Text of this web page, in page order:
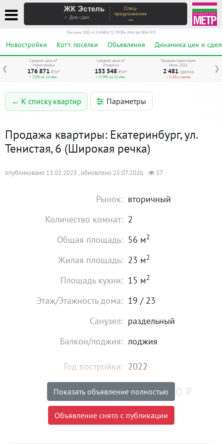
ЖК Эстель
✓ Дом сдан
Спец-
предложение
→
Реклама. ООО «СЗ ИНВЕСТСТРОЙ», ИНН 6678067973
Новостройки Котт. посёлки Объявления Динамика цен и
❮ ❯
Средняя цена м²
Новостройки
176 871 ₽/м²
↑ 7,5% за 12 мес.
Средняя цена м²
Вторичка
153 548 ₽/м²
↑ 17,9% за 12 мес.
Продажи новостроек
Июль 2026
2 481 сделок
↓ 5,3% к июню
← К списку квартир Параметры
Продажа квартиры: Екатеринбург, ул.
Тенистая, 6 (Широкая речка)
опубликовано 13.02.2023 , обновлено 25.07.2026 57
Рынок: вторичный
Количество комнат: 2
Общая площадь: 56 м2
Жилая площадь: 23 м2
Площадь кухни: 15 м2
Этаж/Этажность дома: 19 / 23
Санузел: раздельный
Балкон/лоджия: лоджия
Год постройки: 2022
Цена: 5 600 000
Объявление снято с публикации
Показать объявление полностью
Объявление снято с публикации